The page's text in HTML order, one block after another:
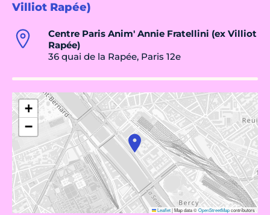
Villiot Rapée)
Centre Paris Anim' Annie Fratellini (ex Villiot
Rapée)
36 quai de la Rapée, Paris 12e
+
−
Leaflet|Map data ©OpenStreetMapcontributors